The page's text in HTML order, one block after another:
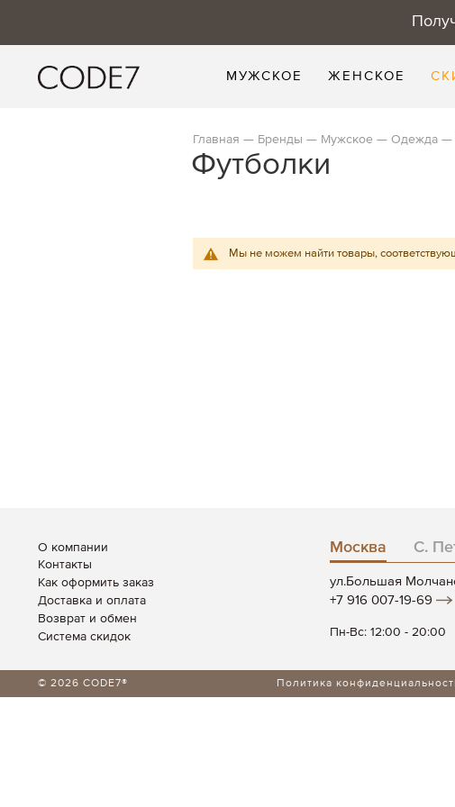
МУЖСКОЕ ЖЕНСКОЕ
Главная Бренды Мужское Одежда
Футболки
Мы не можем найти товары,
О компании
Контакты
Как оформить заказ
Доставка и оплата
Возврат и обмен
Система скидок
Москва С.
ул.Большая
+7 916 007-19-69
Пн-Вс: 12:00 - 20:00
© 2026 CODE7® Политика